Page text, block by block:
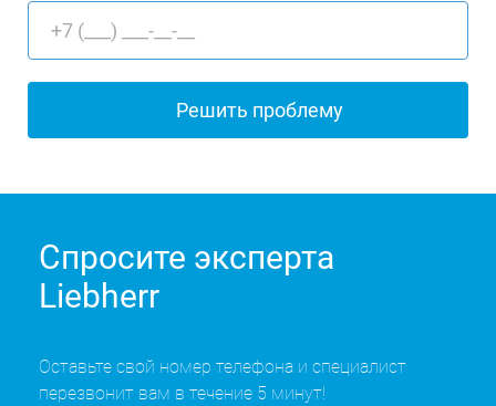
Спросите эксперта
Liebherr
Оставьте свой номер телефона и специалист
перезвонит вам в течение 5 минут!